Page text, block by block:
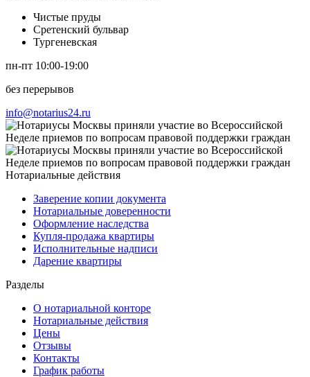
Чистые пруды
Сретенский бульвар
Тургеневская
пн-пт 10:00-19:00
без перерывов
info@notarius24.ru
Нотариальные действия
Заверение копии документа
Нотариальные доверенности
Оформление наследства
Купля-продажа квартиры
Исполнительные надписи
Дарение квартиры
Разделы
О нотариальной конторе
Нотариальные действия
Цены
Отзывы
Контакты
График работы